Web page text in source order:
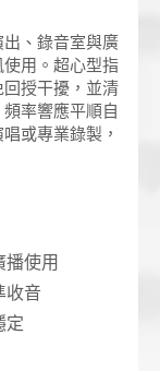
、錄音室與廣
用。超心型指
授干擾，並清
率響應平順自
或專業錄製，
使用
收音
定